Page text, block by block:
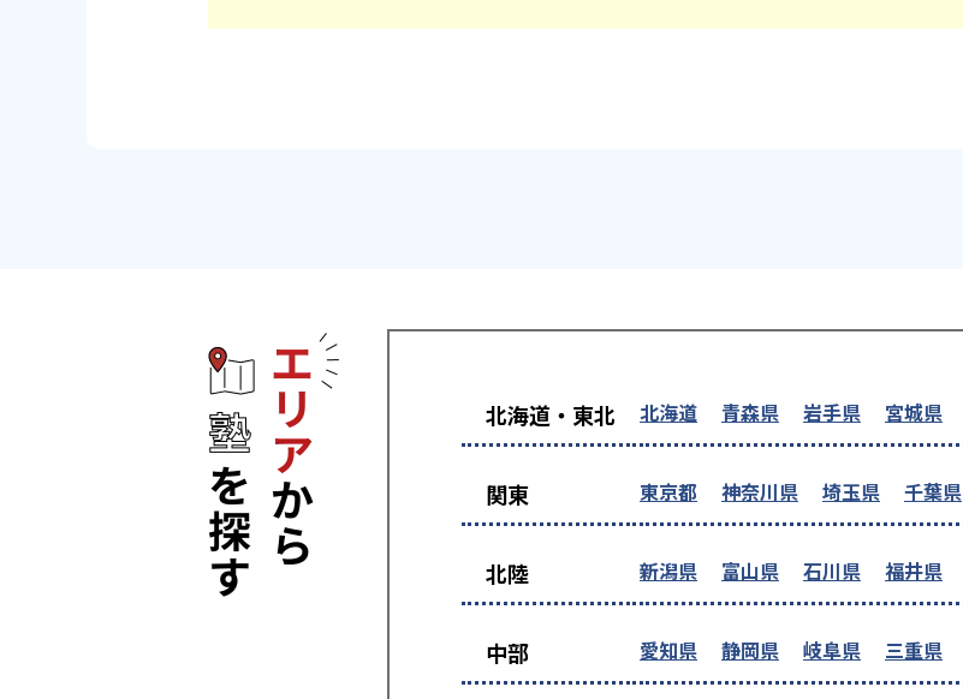
北海道・東北 北海道 青森県 岩手県 宮城県
関東 東京都 神奈川県 埼玉県 千葉県
北陸 新潟県 富山県 石川県 福井県
中部 愛知県 静岡県 岐阜県 三重県